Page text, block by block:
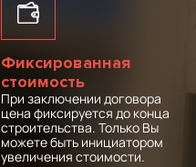
Фиксированная
стоимость
При заключении договора
цена фиксируется до конца
строительства. Только Вы
можете быть инициатором
увеличения стоимости.